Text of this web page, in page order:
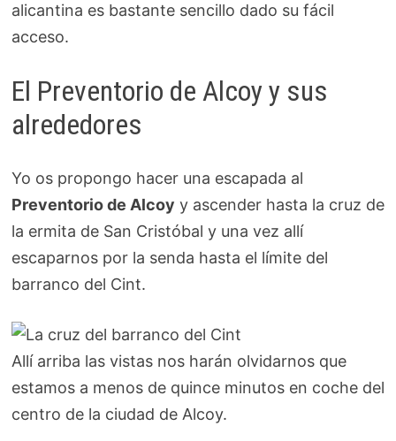
alicantina es bastante sencillo dado su fácil
acceso.
El Preventorio de Alcoy y sus
alrededores
Yo os propongo hacer una escapada al
Preventorio de Alcoy y ascender hasta la cruz de
la ermita de San Cristóbal y una vez allí
escaparnos por la senda hasta el límite del
barranco del Cint.
Allí arriba las vistas nos harán olvidarnos que
estamos a menos de quince minutos en coche del
centro de la ciudad de Alcoy.